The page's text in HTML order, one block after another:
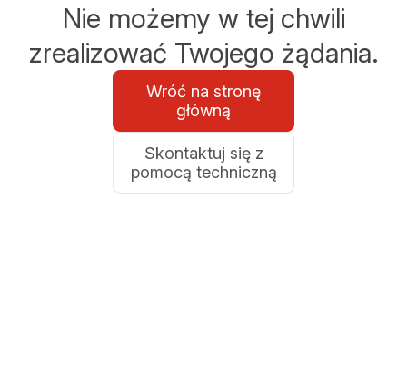
Nie możemy w tej chwili
zrealizować Twojego żądania.
Wróć na stronę
główną
Skontaktuj się z
pomocą techniczną